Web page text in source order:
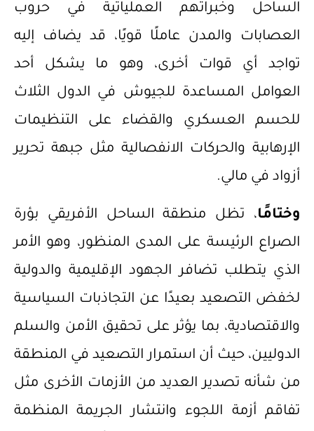
الساحل وخبراتهم العملياتية في حروب
العصابات والمدن عاملًا قويًا، قد يضاف إليه
تواجد أي قوات أخرى، وهو ما يشكل أحد
العوامل المساعدة للجيوش في الدول الثلاث
للحسم العسكري والقضاء على التنظيمات
الإرهابية والحركات الانفصالية مثل جبهة تحرير
أزواد في مالي.
وختامًا، تظل منطقة الساحل الأفريقي بؤرة
الصراع الرئيسة على المدى المنظور، وهو الأمر
الذي يتطلب تضافر الجهود الإقليمية والدولية
لخفض التصعيد بعيدًا عن التجاذبات السياسية
والاقتصادية، بما يؤثر على تحقيق الأمن والسلم
الدوليين، حيث أن استمرار التصعيد في المنطقة
من شأنه تصدير العديد من الأزمات الأخرى مثل
تفاقم أزمة اللجوء وانتشار الجريمة المنظمة